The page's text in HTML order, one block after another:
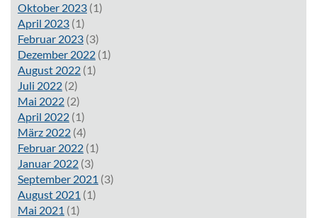
Oktober 2023 (1)
April 2023 (1)
Februar 2023 (3)
Dezember 2022 (1)
August 2022 (1)
Juli 2022 (2)
Mai 2022 (2)
April 2022 (1)
März 2022 (4)
Februar 2022 (1)
Januar 2022 (3)
September 2021 (3)
August 2021 (1)
Mai 2021 (1)